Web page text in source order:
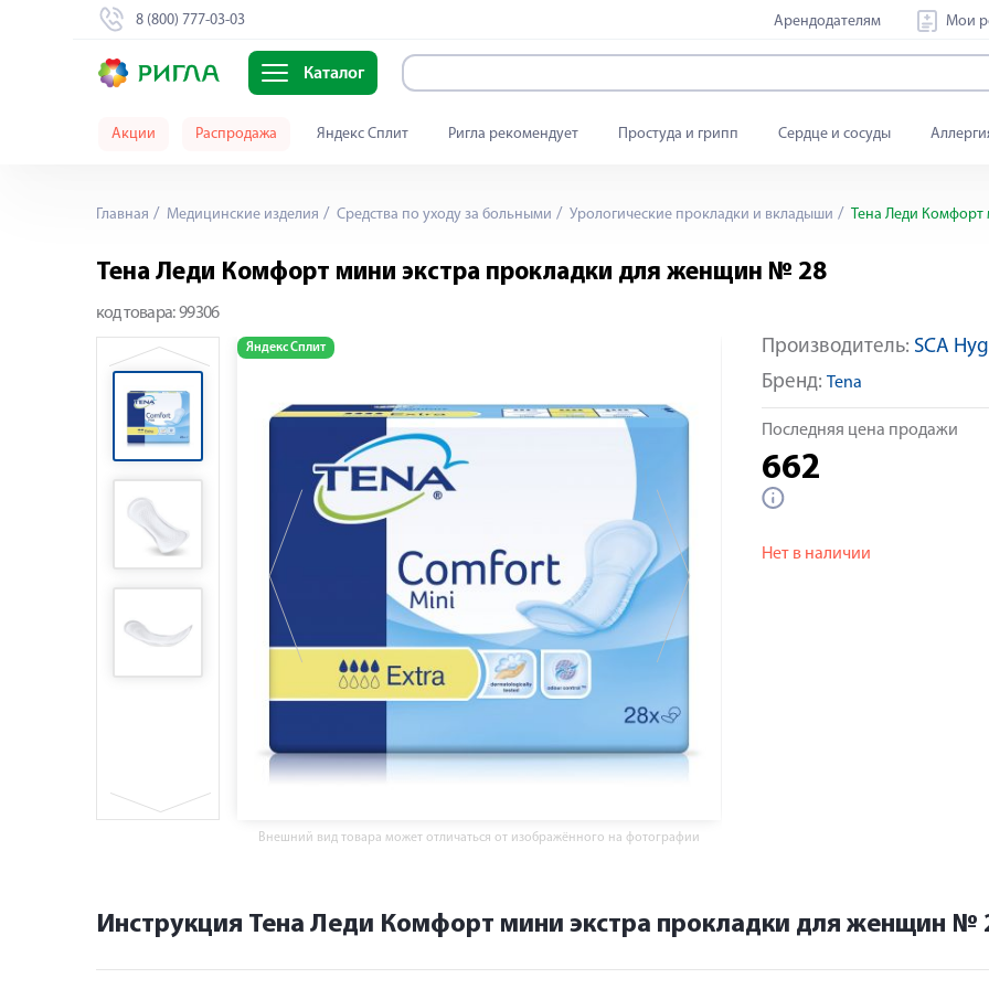
8 (800) 777-03-03 Арендодателям Мои
Каталог
Акции Распродажа Яндекс Сплит Ригла рекомендует Простуда и грипп Сердце и сосуды
Главная Медицинские изделия Средства по уходу за больными Урологические прокладки и вкладыши Тена Леди
Тена Леди Комфорт мини экстра прокладки для женщин № 28
код товара: 99306
Яндекс Сплит Яндекс Сплит
Внешний вид товара может отличаться от изображённого на фотографии
Производитель: SCA
Бренд: Tena
Последняя цена продажи
662
Нет в наличии
Инструкция Тена Леди Комфорт мини экстра прокладки для женщин №